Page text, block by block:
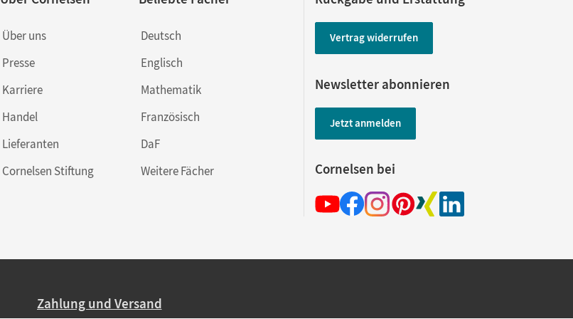
Über uns
Presse
Karriere
Handel
Lieferanten
Cornelsen Stiftung
Deutsch
Englisch
Mathematik
Französisch
DaF
Weitere Fächer
Vertrag widerrufen
Newsletter abonnieren
Jetzt anmelden
Cornelsen bei
Zahlung und Versand